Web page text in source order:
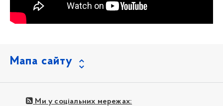
Мапа сайту
Ми у соціальних мережах: